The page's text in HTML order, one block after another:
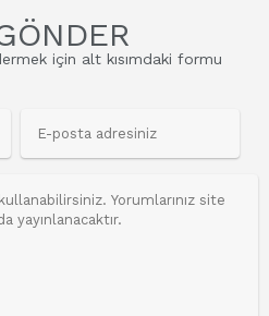
için alt kısımdaki formu